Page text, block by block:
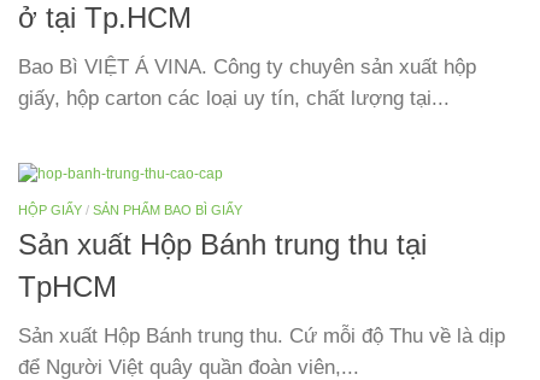
ở tại Tp.HCM
Bao Bì VIỆT Á VINA. Công ty chuyên sản xuất hộp
giấy, hộp carton các loại uy tín, chất lượng tại...
HỘP GIẤY / SẢN PHẨM BAO BÌ GIẤY
Sản xuất Hộp Bánh trung thu tại
TpHCM
Sản xuất Hộp Bánh trung thu. Cứ mỗi độ Thu về là dịp
để Người Việt quây quần đoàn viên,...